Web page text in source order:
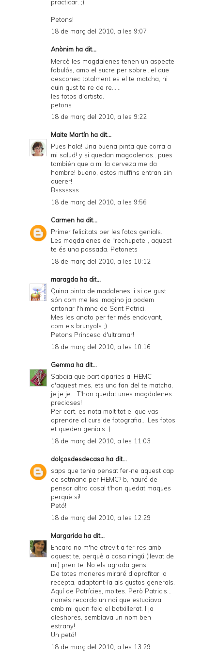
practicar. ;)
Petons!
18 de març del 2010, a les 9:07
Anònim ha dit...
Mercè les magdalenes tenen un aspecte
fabulós, amb el sucre per sobre...el que
desconec totalment es el te matcha, ni
quin gust te re de re......
les fotos d'artista.
petons
18 de març del 2010, a les 9:22
Maite Martín ha dit...
Pues hala! Una buena pinta que corra a
mi salud! y si quedan magdalenas.. pues
también que a mi la cerveza me da
hambre! bueno, estos muffins entran sin
querer!
Bsssssss
18 de març del 2010, a les 9:56
Carmen ha dit...
Primer felicitats per les fotos genials.
Les magdalenes de "rechupete", aquest
te és una passada. Petonets
18 de març del 2010, a les 10:12
maragda ha dit...
Quina pinta de madalenes! i si de gust
són com me les imagino ja podem
entonar l'himne de Sant Patrici.
Mes les anoto per fer més endavant,
com els brunyols ;)
Petons Princesa d'ultramar!
18 de març del 2010, a les 10:16
Gemma ha dit...
Sabaia que participaries al HEMC
d'aquest mes, ets una fan del te matcha,
je je je... T'han quedat unes magdalenes
precioses!
Per cert, es nota molt tot el que vas
aprendre al curs de fotografia... Les fotos
et queden genials :)
18 de març del 2010, a les 11:03
dolçosdesdecasa ha dit...
saps que tenia pensat fer-ne aquest cap
de setmana per HEMC? b, hauré de
pensar altra cosa! t'han quedat maques
perquè si!
Petó!
18 de març del 2010, a les 12:29
Margarida ha dit...
Encara no m'he atrevit a fer res amb
aquest te, perquè a casa ningú (llevat de
mi) pren te. No els agrada gens!
De totes maneres miraré d'aprofitar la
recepta, adaptant-la als gustos generals.
Aquí de Patrícies, moltes. Però Patricis...
només recordo un noi que estudiava
amb mi quan feia el batxillerat. I ja
aleshores, semblava un nom ben
estrany!
Un petó!
18 de març del 2010, a les 13:29